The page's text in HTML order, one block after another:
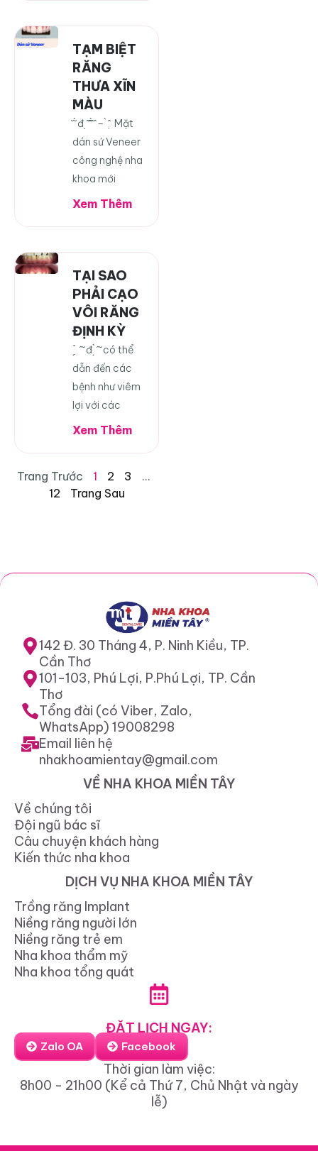
TẠM BIỆT
RĂNG
THƯA XĨN
MÀU
̆ ̆́ đ̣ ̃ ̂̃ ̂̀ ̂ – ̀ ̂ ̣ Mặt
dán sứ Veneer
công nghệ nha
khoa mới
Xem Thêm
TẠI SAO
PHẢI CẠO
VÔI RĂNG
ĐỊNH KỲ
̣ ̉ ̣ ̂ ̆ đ̣ ̀ ̂ ̆ có thể
dẫn đến các
bệnh như viêm
lợi với các
Xem Thêm
Trang Trước 1 2 3
…
12
Trang Sau
142 Đ. 30 Tháng 4, P. Ninh Kiều, TP.
Cần Thơ
101-103, Phú Lợi, P.Phú Lợi, TP. Cần
Thơ
Tổng đài (có Viber, Zalo,
WhatsApp) 19008298
Email liên hệ
nhakhoamientay@gmail.com
VỀ NHA KHOA MIỀN TÂY
Về chúng tôi
Đội ngũ bác sĩ
Câu chuyện khách hàng
Kiến thức nha khoa
DỊCH VỤ NHA KHOA MIỀN TÂY
Trồng răng Implant
Niềng răng người lớn
Niềng răng trẻ em
Nha khoa thẩm mỹ
Nha khoa tổng quát
ĐẶT LỊCH NGAY:
Zalo OA Facebook
Thời gian làm việc:
8h00 - 21h00 (Kể cả Thứ 7, Chủ Nhật và ngày
lễ)